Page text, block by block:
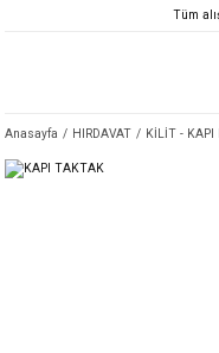
Tüm
Anasayfa HIRDAVAT KİLİT - KAPI